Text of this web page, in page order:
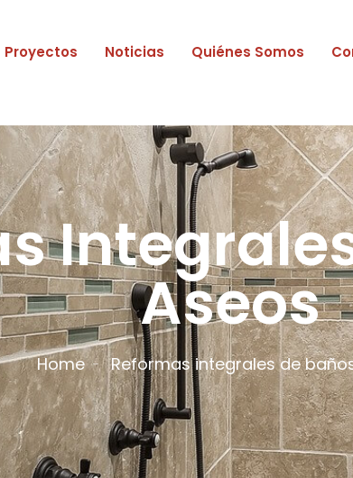
Proyectos Noticias Quiénes Somos
Aseos
Home Reformas integrales de